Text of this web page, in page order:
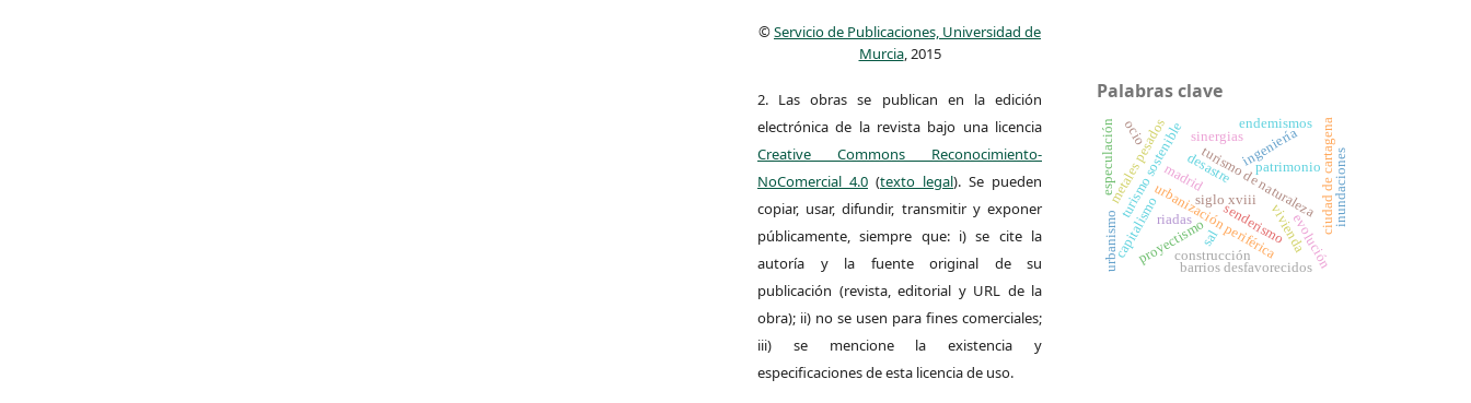
©Servicio de Publicaciones, Universidad de
Murcia, 2015
2. Las obras se publican en la edición
electrónica de la revista bajo una licencia
Creative Commons Reconocimiento-
NoComercial 4.0 (texto legal). Se pueden
copiar, usar, difundir, transmitir y exponer
públicamente, siempre que: i) se cite la
autoría y la fuente original de su
publicación (revista, editorial y URL de la
obra); ii) no se usen para fines comerciales;
iii) se mencione la existencia y
especificaciones de esta licencia de uso.
Palabras clave
urbanización periférica
patrimonio
turismo de naturaleza
turismo sostenible
metales pesados ciudad de cartagena
ingeniería
proyectismo
desastre inundaciones
riadas
siglo xviii
senderismo
endemismos
construcción
capitalismo
especulación madrid
urbanismo barrios desfavorecidos
vivienda
sinergias
ocio
evolución
sal